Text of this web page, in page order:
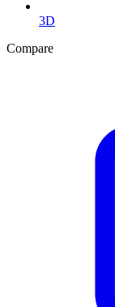
3D
Compare